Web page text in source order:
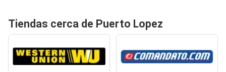
Tiendas cerca de Puerto Lopez